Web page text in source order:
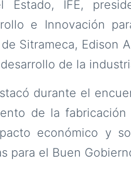
Estado, IFE,
e Innovación
Sitrameca, Edison
de la
durante el
de la
económico y
para el Buen